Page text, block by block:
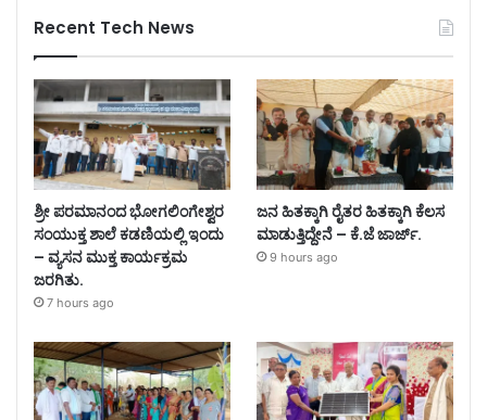
Recent Tech News
ಶ್ರೀ ಪರಮಾನಂದ ಭೋಗಲಿಂಗೇಶ್ವರ
ಸಂಯುಕ್ತ ಶಾಲೆ ಕಡಣಿಯಲ್ಲಿ ಇಂದು
– ವ್ಯಸನ ಮುಕ್ತ ಕಾರ್ಯಕ್ರಮ
ಜರಗಿತು.
7 hours ago
ಜನ ಹಿತಕ್ಕಾಗಿ ರೈತರ ಹಿತಕ್ಕಾಗಿ ಕೆಲಸ
ಮಾಡುತ್ತಿದ್ದೇನೆ – ಕೆ.ಜೆ ಜಾರ್ಜ್.
9 hours ago